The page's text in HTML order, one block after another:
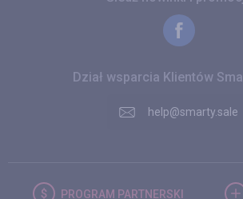
Dział wsparcia Klientów
help@smarty.sale
PROGRAM PARTNERSKI